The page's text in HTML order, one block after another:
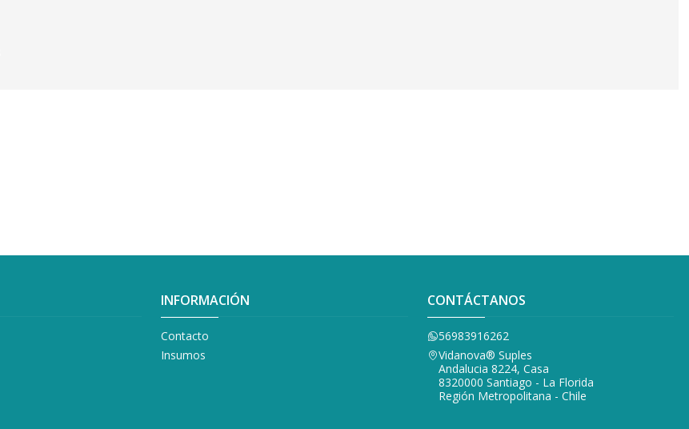
INFORMACIÓN
Contacto
Insumos
CONTÁCTANOS
56983916262
Vidanova® Suples
Andalucia 8224, Casa
8320000 Santiago - La Florida
Región Metropolitana - Chile